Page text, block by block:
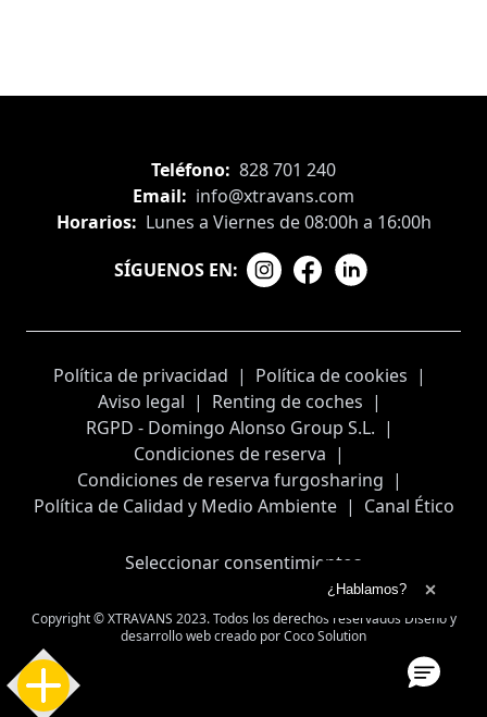
Teléfono: 828 701 240
Email: info@xtravans.com
Horarios: Lunes a Viernes de 08:00h a 16:00h
SÍGUENOS EN:
Política de privacidad | Política de cookies |
Aviso legal | Renting de coches |
RGPD - Domingo Alonso Group S.L. |
Condiciones de reserva |
Condiciones de reserva furgosharing |
Política de Calidad y Medio Ambiente | Canal Ético
Seleccionar consentimientos
Copyright © XTRAVANS 2023. Todos los derechos reservados Diseño y
desarrollo web creado porCoco Solution
¿Hablamos?
Ampliar el texto
Cerrar